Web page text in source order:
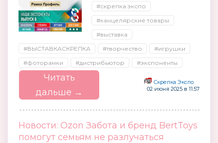
#скрепка экспо
#канцелярские товары
#выставка
#ВЫСТАВКАСКРЕПКА
#творчество
#игрушки
#фоторамки
#дистрибьютор #экспоненты
Читать
дальше →
Скрепка Экспо
02 июня 2025 в 11:57
Новости: Ozon Забота и бренд BertToys
помогут семьям не разлучаться